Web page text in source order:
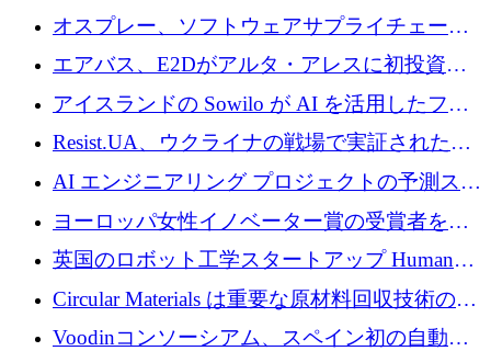
グループとしてポートフォリオを拡大し ETG
に買収
オスプレー、ソフトウェアサプライチェーン
攻撃を阻止するために265万ドルを確保
エアバス、E2Dがアルタ・アレスに初投資、
欧州防衛技術ファンドに5億ユーロを拠出
アイスランドの Sowilo が AI を活用したファ
ッション製品インテリジェンス プラットフォ
ームを拡大するためにプレシードを調達
Resist.UA、ウクライナの戦場で実証された防
衛技術を拡大するために5,000万ユーロの欧州
基金を立ち上げる
AI エンジニアリング プロジェクトの予測スタ
ートアップ Cascade が a16z アクセラレータか
らの支援を獲得
ヨーロッパ女性イノベーター賞の受賞者を紹
介します
英国のロボット工学スタートアップ Humanoid
がシリーズ A 1 億 5,200 万ドルで評価額 13 億
5,000 万ドルに到達
Circular Materials は重要な原材料回収技術の拡
張に 1,180 万ユーロを確保
Voodinコンソーシアム、スペイン初の自動木